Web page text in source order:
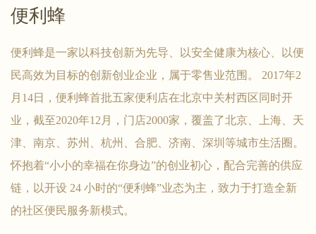
便利蜂
便利蜂是一家以科技创新为先导、以安全健康为核心、以便
民高效为目标的创新创业企业，属于零售业范围。 2017年2
月14日，便利蜂首批五家便利店在北京中关村西区同时开
业，截至2020年12月，门店2000家，覆盖了北京、上海、天
津、南京、苏州、杭州、合肥、济南、深圳等城市生活圈。
怀抱着“小小的幸福在你身边”的创业初心，配合完善的供应
链，以开设 24 小时的“便利蜂”业态为主，致力于打造全新
的社区便民服务新模式。